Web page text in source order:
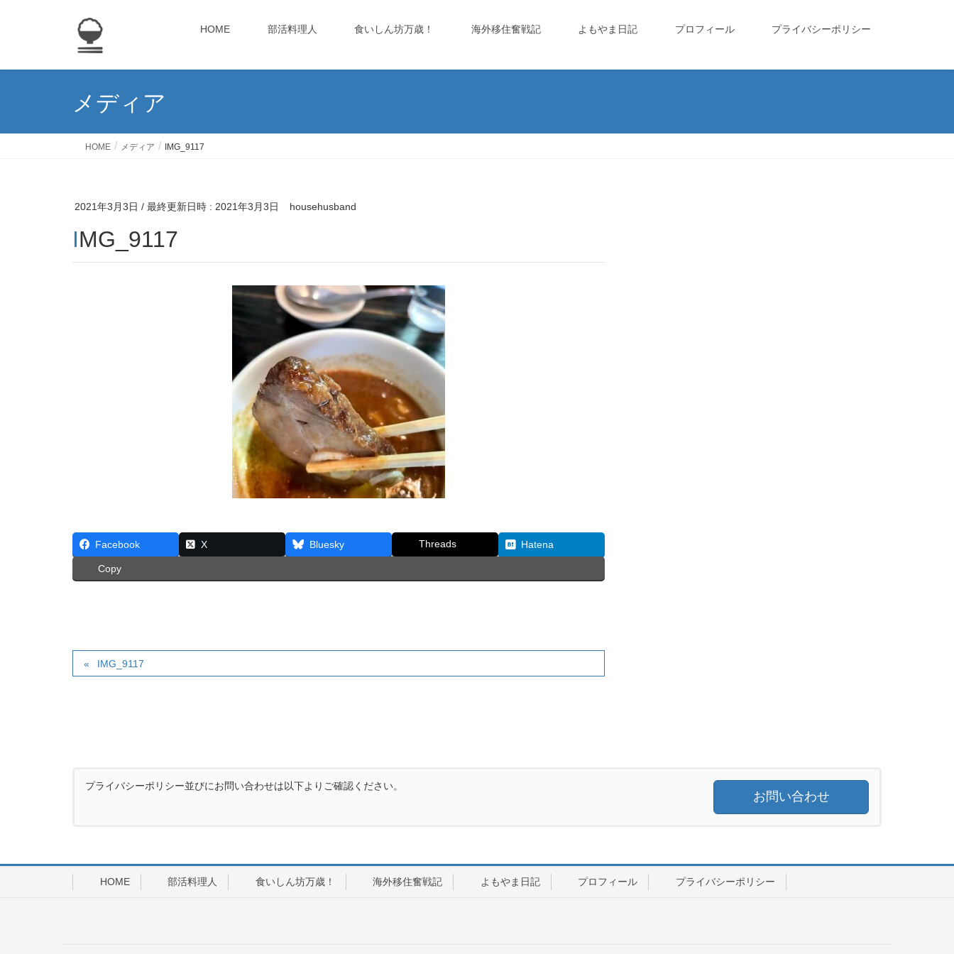
HOME 部活料理人 食いしん坊万歳！ 海外移住奮戦記 よもやま日記 プロフィール プライバシーポリシー
メディア
HOME メディア IMG_9117
2021年3月3日 / 最終更新日時 : 2021年3月3日 househusband
IMG_9117
Facebook X Bluesky Threads Hatena
Copy
IMG_9117
プライバシーポリシー並びにお問い合わせは以下よりご確認ください。
お問い合わせ
HOME 部活料理人 食いしん坊万歳！ 海外移住奮戦記 よもやま日記 プロフィール プライバシーポリシー